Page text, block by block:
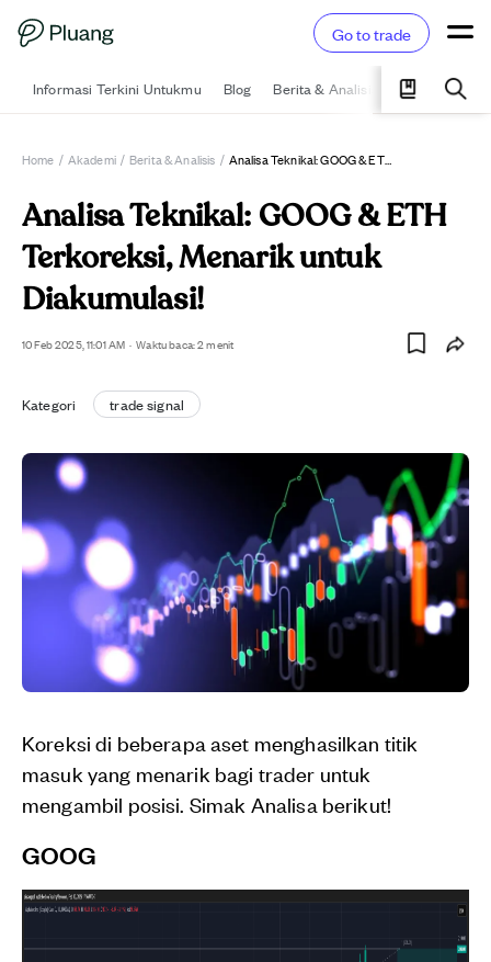
Go to trade
Informasi Terkini Untukmu Blog Berita & Analisis Pelajari
Home / Akademi / Berita & Analisis / Analisa Teknikal: GOOG & ETH Terkoreksi, Menarik Untuk Diakumulasi!
Analisa Teknikal: GOOG & ETH
Terkoreksi, Menarik untuk
Diakumulasi!
10 Feb 2025, 11:01 AM · Waktu baca: 2 menit
Kategori trade signal
Koreksi di beberapa aset menghasilkan titik
masuk yang menarik bagi trader untuk
mengambil posisi. Simak Analisa berikut!
GOOG